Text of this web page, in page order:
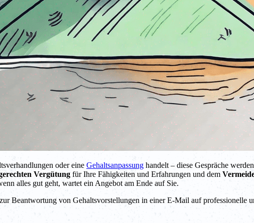
oder eine Gehaltsanpassung handelt – diese Gespräche
Vergütung für Ihre Fähigkeiten und Erfahrungen und dem
alles gut geht, wartet ein Angebot am Ende auf Sie.
Beantwortung von Gehaltsvorstellungen in einer E-Mail auf